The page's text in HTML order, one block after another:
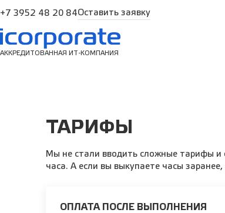
+7 3952 48 20 84Оставить заявку
АККРЕДИТОВАННАЯ ИТ-КОМПАНИЯ
ТАРИФЫ
Мы не стали вводить сложные тарифы и
часа. А если вы выкупаете часы
ОПЛАТА ПОСЛЕ ВЫПОЛНЕНИЯ